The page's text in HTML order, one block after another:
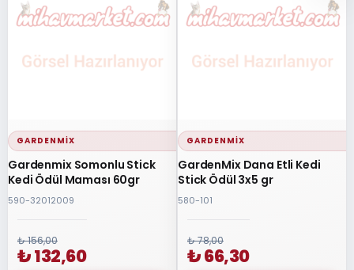
GARDENMIX
Gardenmix Somonlu Stick
Kedi Ödül Maması 60gr
590-32012009
₺ 156,00
₺ 132,60
GARDENMIX
GardenMix Dana Etli Kedi
Stick Ödül 3x5 gr
580-101
₺ 78,00
₺ 66,30